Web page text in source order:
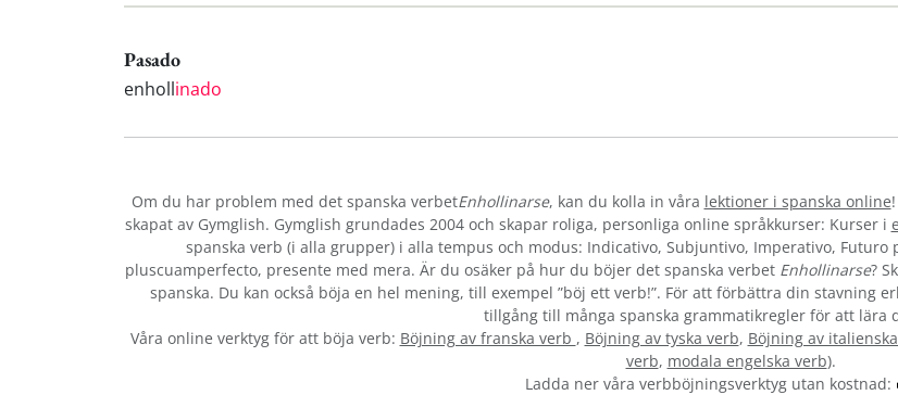
Pasado
enhollinado
Om du har problem med det spanska verbetEnhollinarse, kan du kolla in våra lektioner i spanska online
skapat av Gymglish. Gymglish grundades 2004 och skapar roliga, personliga online språkkurser: Kurser i
spanska verb (i alla grupper) i alla tempus och modus: Indicativo, Subjuntivo, Imperativo,
pluscuamperfecto, presente med mera. Är du osäker på hur du böjer det spanska verbet Enhollinarse?
spanska. Du kan också böja en hel mening, till exempel ”böj ett verb!”. För att förbättra din stavning
tillgång till många spanska grammatikregler för att lära
Våra online verktyg för att böja verb: Böjning av franska verb , Böjning av tyska verb, Böjning av
verb, modala engelska verb).
Ladda ner våra verbböjningsverktyg utan kostnad: